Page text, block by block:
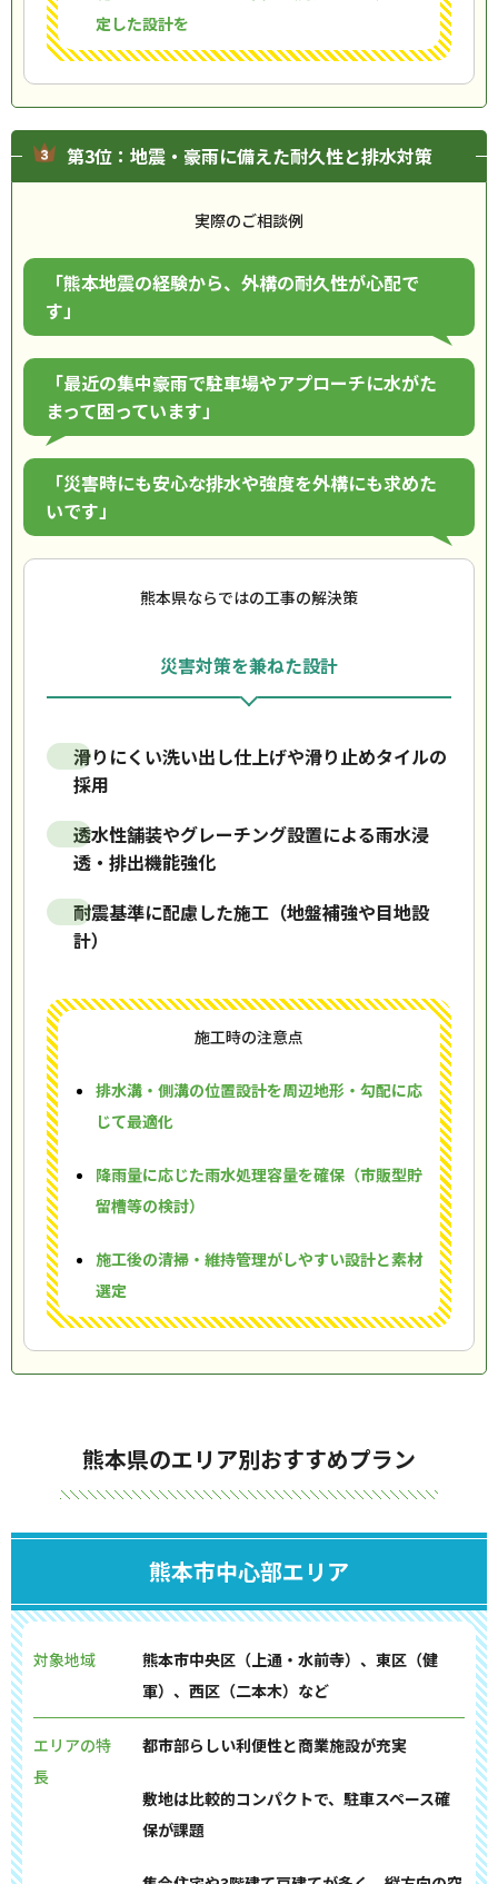
定した設計を
第3位：地震・豪雨に備えた耐久性と排水対策
実際のご相談例
「熊本地震の経験から、外構の耐久性が心配で
す」
「最近の集中豪雨で駐車場やアプローチに水がた
まって困っています」
「災害時にも安心な排水や強度を外構にも求めた
いです」
熊本県ならではの工事の解決策
災害対策を兼ねた設計
滑りにくい洗い出し仕上げや滑り止めタイルの
採用
透水性舗装やグレーチング設置による雨水浸
透・排出機能強化
耐震基準に配慮した施工（地盤補強や目地設
計）
施工時の注意点
排水溝・側溝の位置設計を周辺地形・勾配に応
じて最適化
降雨量に応じた雨水処理容量を確保（市販型貯
留槽等の検討）
施工後の清掃・維持管理がしやすい設計と素材
選定
熊本県のエリア別おすすめプラン
熊本市中心部エリア
対象地域
熊本市中央区（上通・水前寺）、東区（健
軍）、西区（二本木）など
エリアの特
長
都市部らしい利便性と商業施設が充実
敷地は比較的コンパクトで、駐車スペース確
保が課題